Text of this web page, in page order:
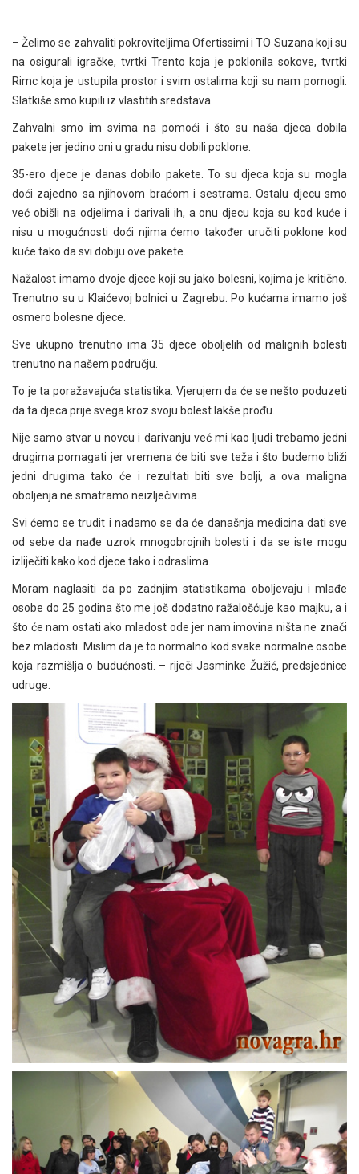
– Želimo se zahvaliti pokroviteljima Ofertissimi i TO Suzana koji su
na osigurali igračke, tvrtki Trento koja je poklonila sokove, tvrtki
Rimc koja je ustupila prostor i svim ostalima koji su nam pomogli.
Slatkiše smo kupili iz vlastitih sredstava.
Zahvalni smo im svima na pomoći i što su naša djeca dobila
pakete jer jedino oni u gradu nisu dobili poklone.
35-ero djece je danas dobilo pakete. To su djeca koja su mogla
doći zajedno sa njihovom braćom i sestrama. Ostalu djecu smo
već obišli na odjelima i darivali ih, a onu djecu koja su kod kuće i
nisu u mogućnosti doći njima ćemo također uručiti poklone kod
kuće tako da svi dobiju ove pakete.
Nažalost imamo dvoje djece koji su jako bolesni, kojima je kritično.
Trenutno su u Klaićevoj bolnici u Zagrebu. Po kućama imamo još
osmero bolesne djece.
Sve ukupno trenutno ima 35 djece oboljelih od malignih bolesti
trenutno na našem području.
To je ta poražavajuća statistika. Vjerujem da će se nešto poduzeti
da ta djeca prije svega kroz svoju bolest lakše prođu.
Nije samo stvar u novcu i darivanju već mi kao ljudi trebamo jedni
drugima pomagati jer vremena će biti sve teža i što budemo bliži
jedni drugima tako će i rezultati biti sve bolji, a ova maligna
oboljenja ne smatramo neizlječivima.
Svi ćemo se trudit i nadamo se da će današnja medicina dati sve
od sebe da nađe uzrok mnogobrojnih bolesti i da se iste mogu
izliječiti kako kod djece tako i odraslima.
Moram naglasiti da po zadnjim statistikama oboljevaju i mlađe
osobe do 25 godina što me još dodatno ražalošćuje kao majku, a i
što će nam ostati ako mladost ode jer nam imovina ništa ne znači
bez mladosti. Mislim da je to normalno kod svake normalne osobe
koja razmišlja o budućnosti. – riječi Jasminke Žužić, predsjednice
udruge.